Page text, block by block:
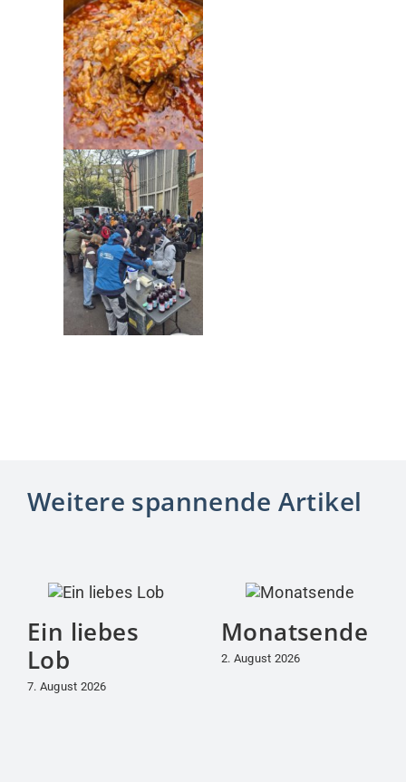
Weitere spannende Artikel
Ein liebes
Lob
7. August 2026
Monatsende
2. August 2026